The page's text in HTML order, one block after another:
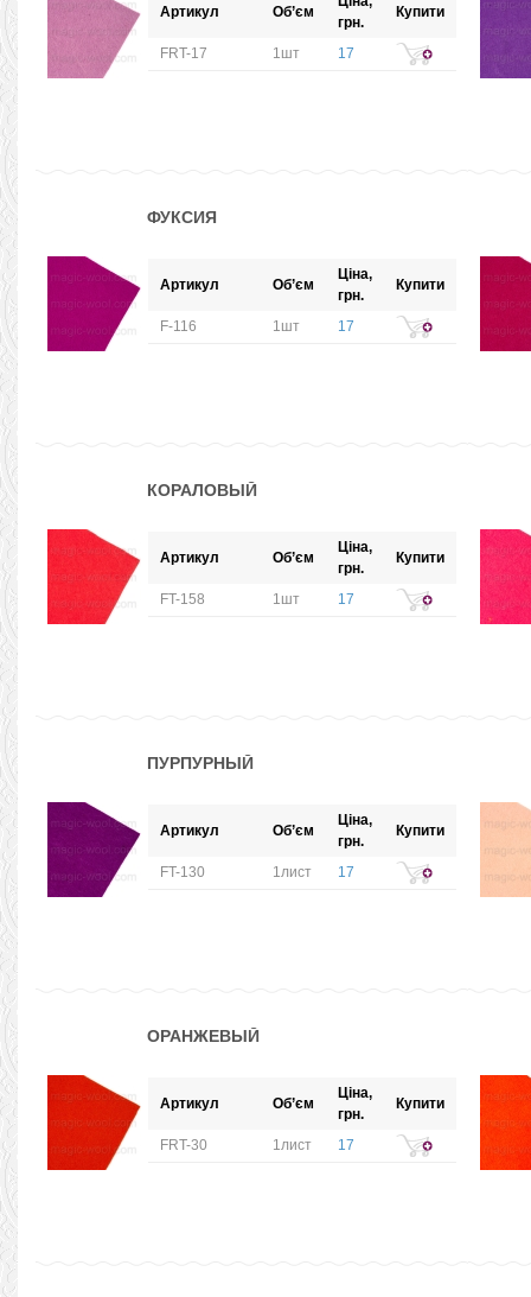
Артикул Об’єм
грн.
Купити
FRT-17 1шт 17
ФУКСИЯ
Артикул Об’єм
Ціна,
грн.
Купити
F-116 1шт 17
КОРАЛОВЫЙ
Артикул Об’єм
Ціна,
грн.
Купити
FT-158 1шт 17
ПУРПУРНЫЙ
Артикул Об’єм
Ціна,
грн.
Купити
FT-130 1лист 17
ОРАНЖЕВЫЙ
Артикул Об’єм
Ціна,
грн.
Купити
FRT-30 1лист 17